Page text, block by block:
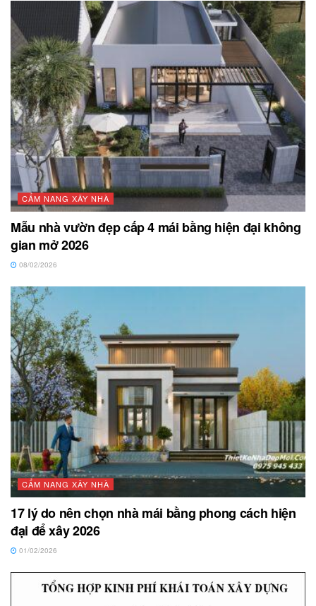
CẨM NANG XÂY NHÀ
Mẫu nhà vườn đẹp cấp 4 mái bằng hiện đại không
gian mở 2026
08/02/2026
CẨM NANG XÂY NHÀ
17 lý do nên chọn nhà mái bằng phong cách hiện
đại để xây 2026
01/02/2026